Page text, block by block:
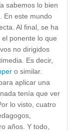
sabemos lo bien
En este mundo
Al final, se ha
ponente lo que
no dirigidos
Es decir,
o similar.
aplicar una
tenía que ver
lo visto, cuatro
años. Y todo,